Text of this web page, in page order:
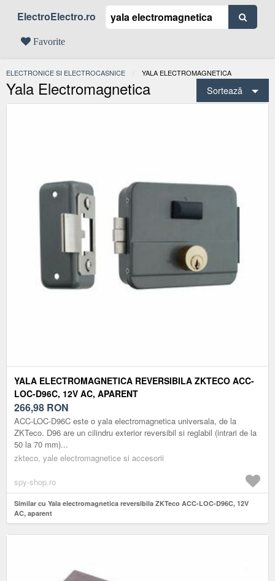
ElectroElectro.ro
Favorite
ELECTRONICE SI ELECTROCASNICE ACTUAL:
YALA ELECTROMAGNETICA
Yala Electromagnetica Sortează
YALA ELECTROMAGNETICA REVERSIBILA ZKTECO ACC-
LOC-D96C, 12V AC, APARENT
266,98 RON
ACC-LOC-D96C este o yala electromagnetica universala, de la
ZKTeco. D96 are un cilindru exterior reversibil si reglabil (intrari de la
50 la 70 mm)...
zkteco, yale electromagnetice si accesorii
spy-shop.ro
Similar cu Yala electromagnetica reversibila ZKTeco ACC-LOC-D96C, 12V
AC, aparent